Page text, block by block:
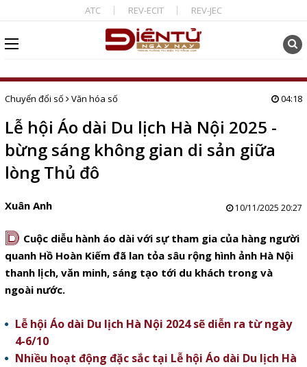
ATC REV-ECIT REV-JEC
Chuyển đổi số Văn hóa số 04:18
Lễ hội Áo dài Du lịch Hà Nội 2025 -
bừng sáng không gian di sản giữa
lòng Thủ đô
Xuân Anh 10/11/2025 20:27
D Cuộc diễu hành áo dài với sự tham gia của hàng người
quanh Hồ Hoàn Kiếm đã lan tỏa sâu rộng hình ảnh Hà Nội
thanh lịch, văn minh, sáng tạo tới du khách trong và
ngoài nước.
Lễ hội Áo dài Du lịch Hà Nội 2024 sẽ diễn ra từ ngày
4-6/10
Nhiều hoạt động đặc sắc tại Lễ hội Áo dài Du lịch Hà